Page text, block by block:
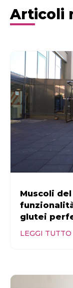
Articoli
Muscoli
glutei
LEGGI TUTTO